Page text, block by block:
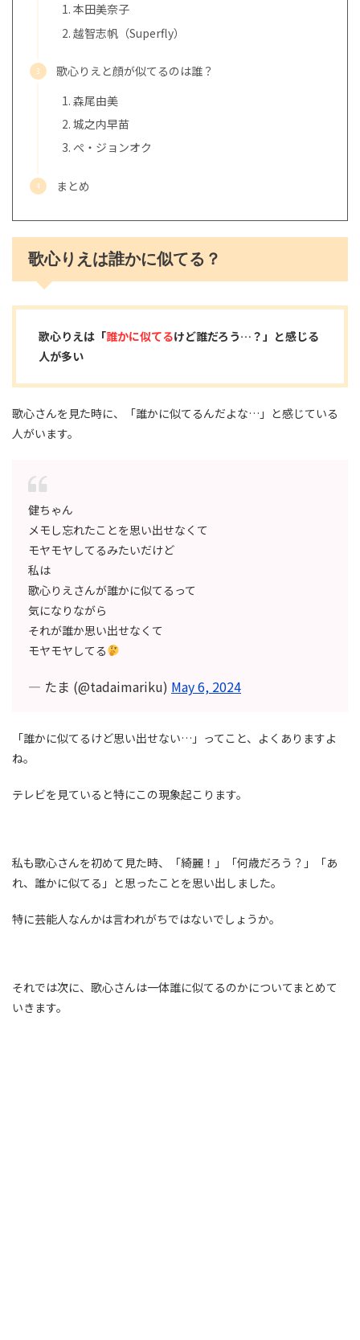
本田美奈子
越智志帆（Superfly）
歌心りえと顔が似てるのは誰？
森尾由美
城之内早苗
ぺ・ジョンオク
まとめ
歌心りえは誰かに似てる？
歌心りえは「誰かに似てるけど誰だろう…？」 と感じる
人が多い
歌心さんを見た時に、「誰かに似てるんだよな…」と感じている
人がいます。
健ちゃん
メモし忘れたことを思い出せなくて
モヤモヤしてるみたいだけど
私は
歌心りえさんが誰かに似てるって
気になりながら
それが誰か思い出せなくて
モヤモヤしてる
— たま (@tadaimariku) May 6, 2024
「誰かに似てるけど思い出せない…」ってこと、よくありますよ
ね。
テレビを見ていると特にこの現象起こります。
私も歌心さんを初めて見た時、「綺麗！」「何歳だろう？」「あ
れ、誰かに似てる」と思ったことを思い出しました。
特に芸能人なんかは言われがちではないでしょうか。
それでは次に、歌心さんは一体誰に似てるのかについてまとめて
いきます。